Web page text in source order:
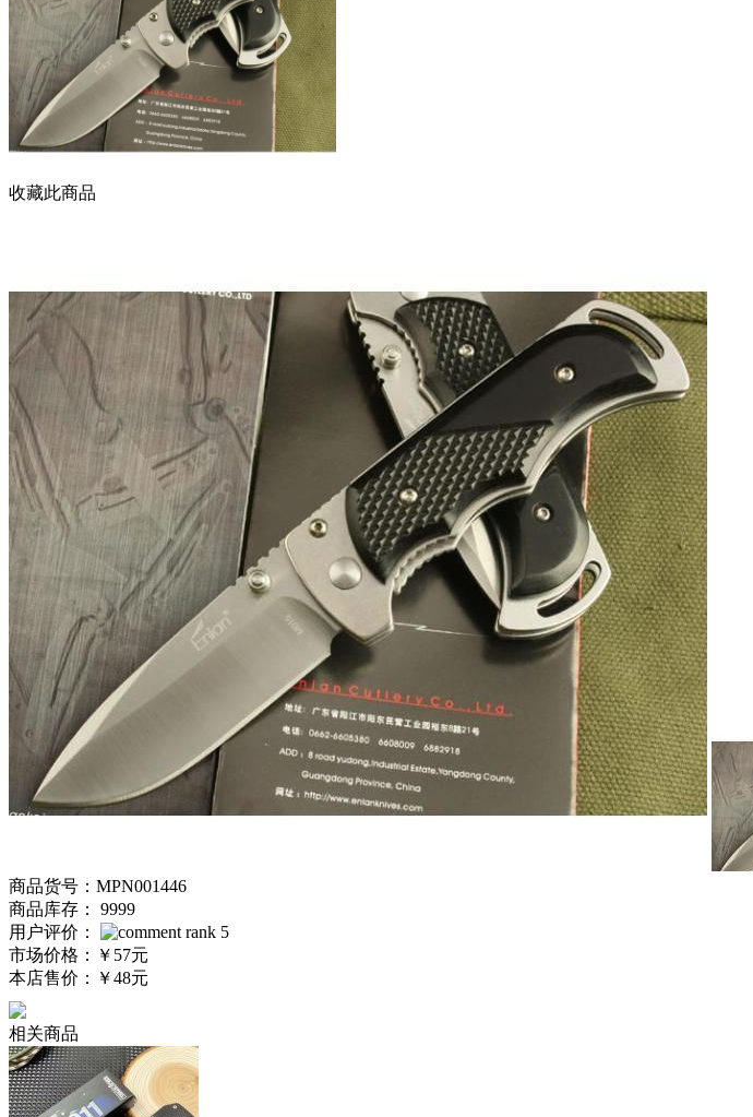
收藏此商品
商品货号：MPN001446
商品库存： 9999
用户评价：
市场价格：
￥57元
本店售价：
￥48元
相关商品